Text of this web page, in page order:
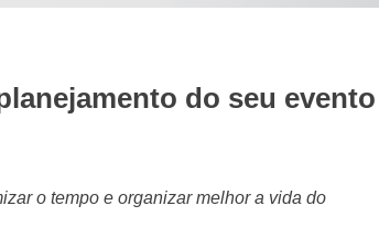
do seu evento
o tempo e organizar melhor a vida do